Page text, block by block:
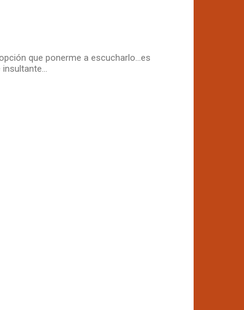
que ponerme a escucharlo...es